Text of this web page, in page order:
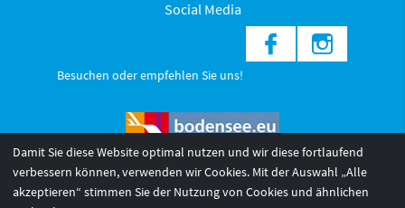
Social Media
Besuchen oder empfehlen Sie uns!
Damit Sie diese Website optimal nutzen und wir diese fortlaufend
verbessern können, verwenden wir Cookies. Mit der Auswahl „Alle
akzeptieren“ stimmen Sie der Nutzung von Cookies und ähnlichen